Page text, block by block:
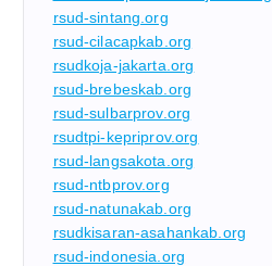
rsud-sintang.org
rsud-cilacapkab.org
rsudkoja-jakarta.org
rsud-brebeskab.org
rsud-sulbarprov.org
rsudtpi-kepriprov.org
rsud-langsakota.org
rsud-ntbprov.org
rsud-natunakab.org
rsudkisaran-asahankab.org
rsud-indonesia.org